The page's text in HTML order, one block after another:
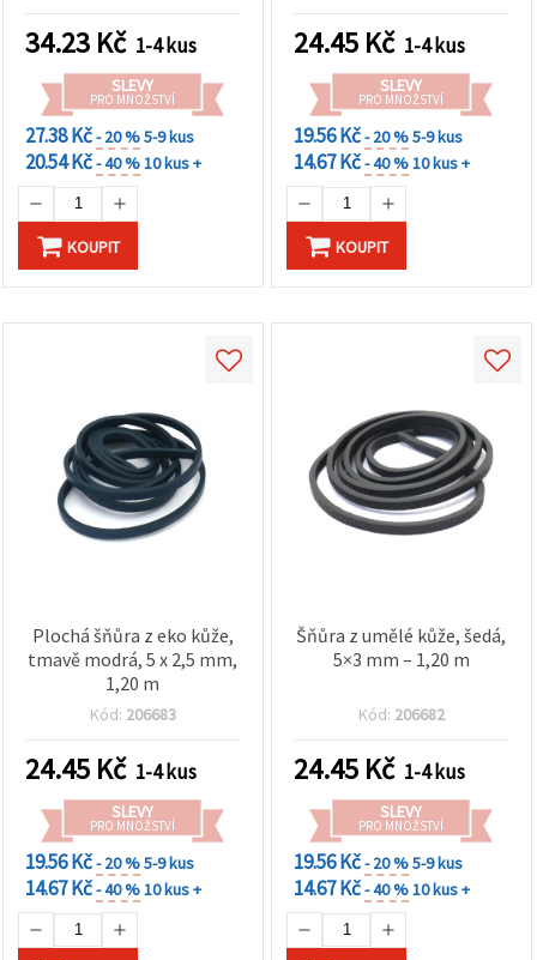
Přijmout
vše
Nastavení
34.23 Kč 1-4 kus
SLEVY
PRO MNOŽSTVÍ
27.38 Kč- 20 %5-9 kus
20.54 Kč- 40 %10 kus +
KOUPIT
24.45 Kč 1-4 kus
SLEVY
PRO MNOŽSTVÍ
19.56 Kč- 20 %5-9 kus
14.67 Kč- 40 %10 kus +
KOUPIT
Plochá šňůra z eko kůže,
tmavě modrá, 5 x 2,5 mm,
1,20 m
Kód: 206683
24.45 Kč 1-4 kus
SLEVY
PRO MNOŽSTVÍ
19.56 Kč- 20 %5-9 kus
14.67 Kč- 40 %10 kus +
Šňůra z umělé kůže, šedá,
5×3 mm – 1,20 m
Kód: 206682
24.45 Kč 1-4 kus
SLEVY
PRO MNOŽSTVÍ
19.56 Kč- 20 %5-9 kus
14.67 Kč- 40 %10 kus +